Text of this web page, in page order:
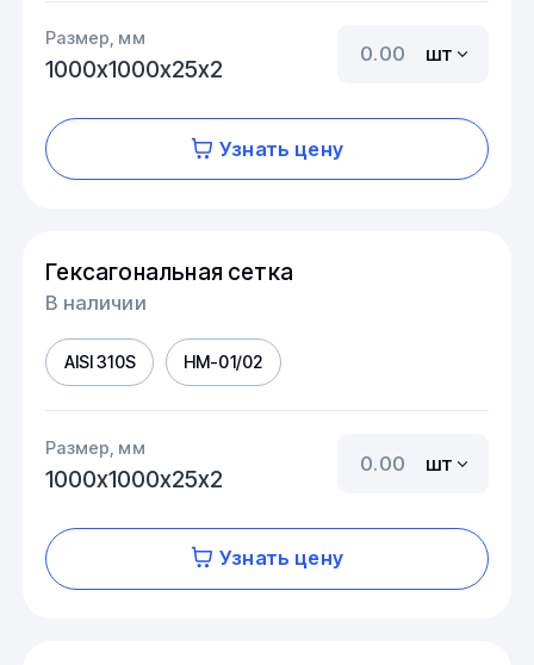
Размер, мм
1000х1000х25х2
шт
Узнать цену
Гексагональная сетка
В наличии
AISI 310S HM-01/02
Размер, мм
1000х1000х25х2
шт
Узнать цену